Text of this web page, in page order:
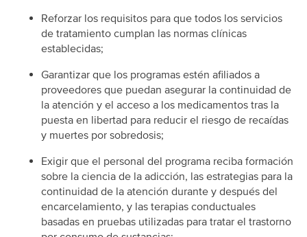
Reforzar los requisitos para que todos los servicios
de tratamiento cumplan las normas clínicas
establecidas;
Garantizar que los programas estén afiliados a
proveedores que puedan asegurar la continuidad de
la atención y el acceso a los medicamentos tras la
puesta en libertad para reducir el riesgo de recaídas
y muertes por sobredosis;
Exigir que el personal del programa reciba formación
sobre la ciencia de la adicción, las estrategias para la
continuidad de la atención durante y después del
encarcelamiento, y las terapias conductuales
basadas en pruebas utilizadas para tratar el trastorno